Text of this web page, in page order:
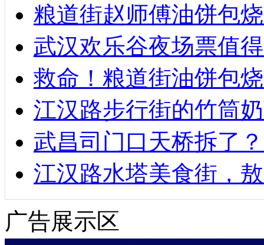
粮道街赵师傅油饼包
武汉欢乐谷夜场票值
救命！粮道街油饼包
江汉路步行街的竹筒
武昌司门口天桥拆了
江汉路水塔美食街，
广告展示区